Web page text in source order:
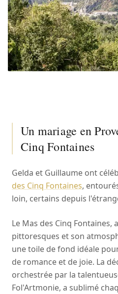
Un mariage en
Cinq Fontaines
Gelda et Guillaume ont
des Cinq Fontaines,
loin, certains depuis
Le Mas des Cinq Fontaines,
pittoresques et son
une toile de fond idéale
de romance et de joie. La
orchestrée par la
Fol'Artmonie, a sublimé